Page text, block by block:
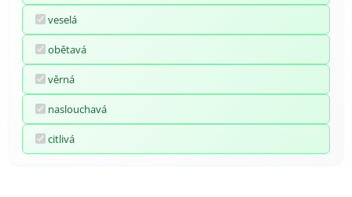
veselá
obětavá
věrná
naslouchavá
citlivá